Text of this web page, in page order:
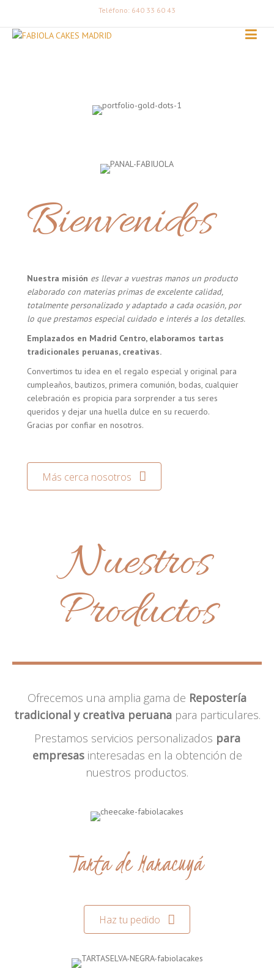
Teléfono: 640 33 60 43
Bienvenidos
Nuestra misión es llevar a vuestras manos un producto
elaborado con materias primas de excelente calidad,
totalmente personalizado y adaptado a cada ocasión, por
lo que prestamos especial cuidado e interés a los detalles.
Emplazados en Madrid Centro, elaboramos tartas
tradicionales peruanas, creativas.
Convertimos tu idea en el regalo especial y original para
cumpleaños, bautizos, primera comunión, bodas, cualquier
celebración es propicia para sorprender a tus seres
queridos y dejar una huella dulce en su recuerdo.
Gracias por confiar en nosotros.
Más cerca nosotros
Nuestros
Productos
Ofrecemos una amplia gama de Repostería
tradicional y creativa peruanapara particulares.
Prestamos servicios personalizados para
empresasinteresadas en la obtención de
nuestros productos.
Tarta de Maracuyá
Haz tu pedido